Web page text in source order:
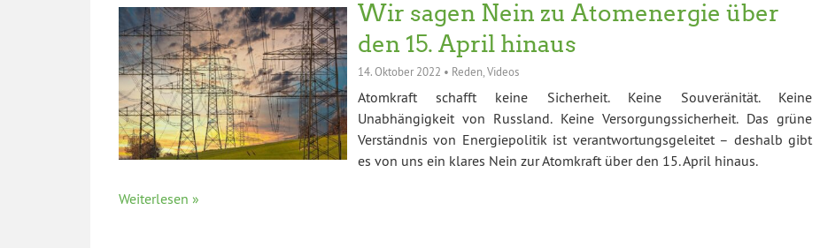
Wir sagen Nein zu Atomenergie über
den 15. April hinaus
14. Oktober 2022 • Reden,Videos
Atomkraft schafft keine Sicherheit. Keine Souveränität. Keine
Unabhängigkeit von Russland. Keine Versorgungssicherheit. Das grüne
Verständnis von Energiepolitik ist verantwortungsgeleitet – deshalb gibt
es von uns ein klares Nein zur Atomkraft über den 15. April hinaus.
Weiterlesen »